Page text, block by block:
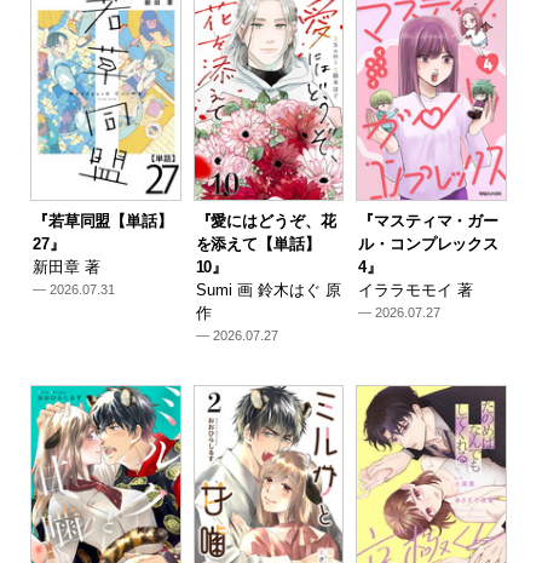
『若草同盟【単話】
27』
新田章 著
— 2026.07.31
『愛にはどうぞ、花
を添えて【単話】
10』
Sumi 画 鈴木はぐ 原
作
— 2026.07.27
『マスティマ・ガー
ル・コンプレックス
4』
イララモモイ 著
— 2026.07.27